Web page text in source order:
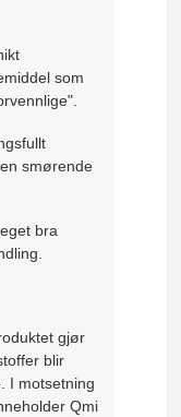
som
smørende
bra
gjør
blir
I motsetning
Qmi